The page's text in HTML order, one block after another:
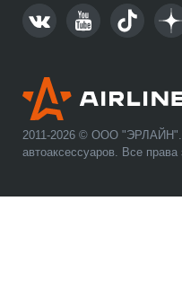
2011-2026 © ООО "ЭРЛАЙН".
автоаксессуаров. Все